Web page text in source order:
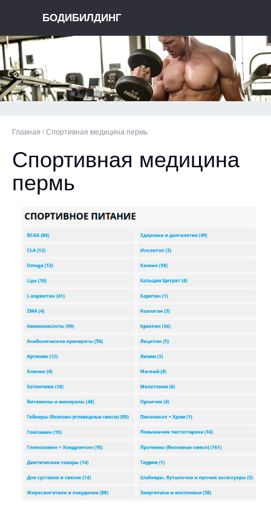
БОДИБИЛДИНГ
Главная / Спортивная медицина пермь
Спортивная медицина
пермь